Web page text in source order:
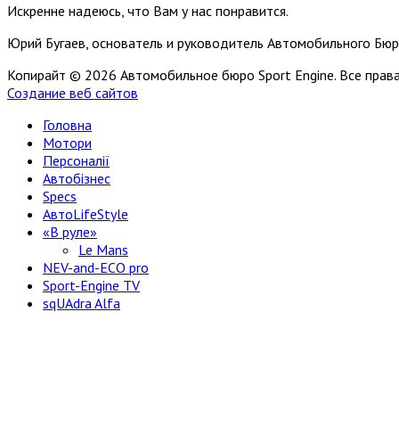
Искренне надеюсь, что Вам у нас понравится.
Юрий Бугаев, основатель и руководитель Автомобильного
Копирайт © 2026 Автомобильное бюро Sport Engine. Все
Создание веб сайтов
Головна
Мотори
Персоналії
Автобізнес
Specs
АвтоLifeStyle
«В руле»
Le Mans
NEV-and-ECO pro
Sport-Engine TV
sqUAdra Alfa